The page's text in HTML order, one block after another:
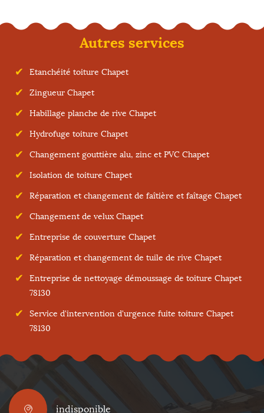
Autres services
Etanchéité toiture Chapet
Zingueur Chapet
Habillage planche de rive Chapet
Hydrofuge toiture Chapet
Changement gouttière alu, zinc et PVC Chapet
Isolation de toiture Chapet
Réparation et changement de faîtière et faîtage Chapet
Changement de velux Chapet
Entreprise de couverture Chapet
Réparation et changement de tuile de rive Chapet
Entreprise de nettoyage démoussage de toiture Chapet
78130
Service d'intervention d'urgence fuite toiture Chapet
78130
indisponible